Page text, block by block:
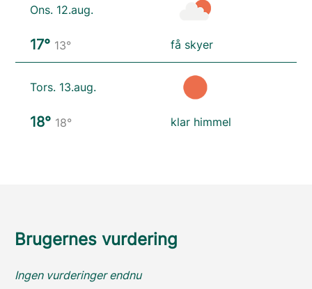
Ons. 12.aug.
17° 13° få skyer
Tors. 13.aug.
18° 18° klar himmel
Brugernes vurdering
Ingen vurderinger endnu